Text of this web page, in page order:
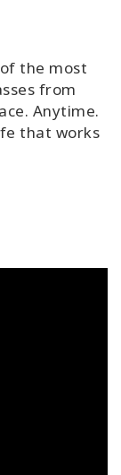
the most
from
Anytime.
that works